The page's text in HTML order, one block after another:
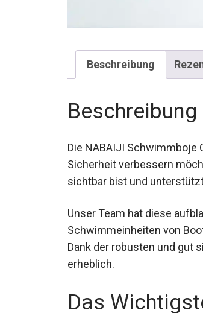
Beschreibung
Beschreibung
Die NABAIJI Schwimmboje
Sicherheit verbessern
sichtbar bist und
Unser Team hat diese
Schwimmeinheiten von
wirst. Dank der robusten
Wasser erheblich.
Das